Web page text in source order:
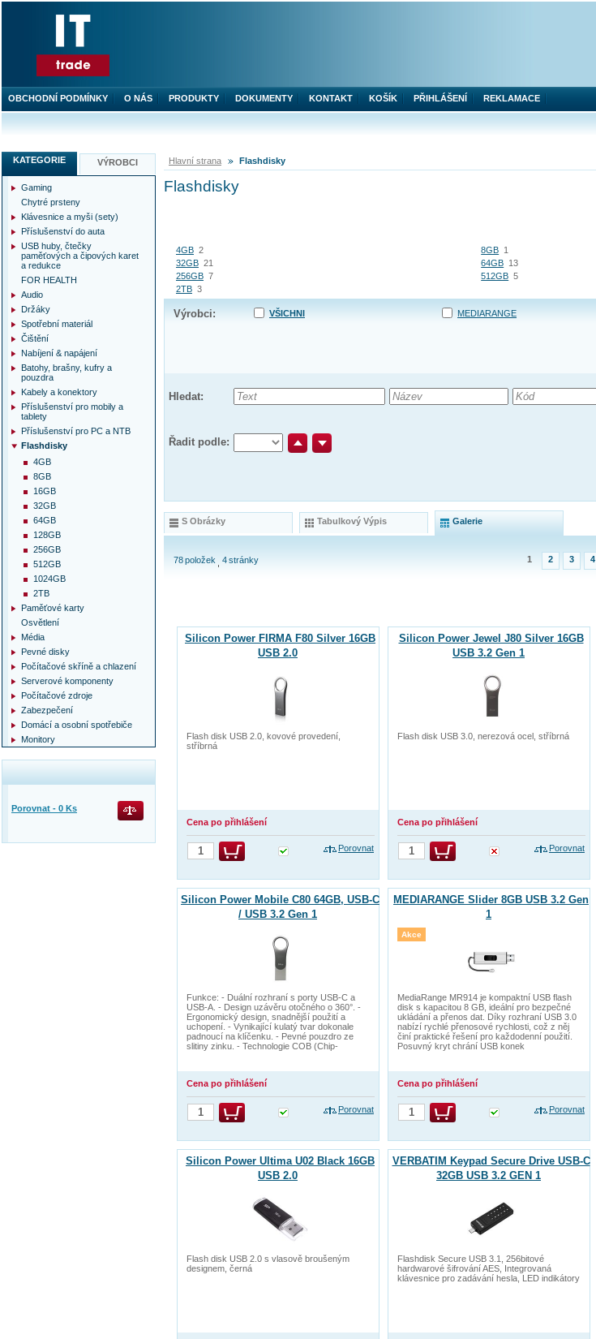
Hlavní strana Flashdisky
Flashdisky
4GB 2 8GB 1
32GB 21 64GB 13
256GB 7 512GB 5
2TB 3
Výrobci: VŠICHNI MEDIARANGE
Hledat:
Řadit podle:
S Obrázky Tabulkový Výpis Galerie
78položek 4stránky 1 2 3 4
Silicon Power FIRMA F80 Silver 16GB
USB 2.0
Flash disk USB 2.0, kovové provedení,
stříbrná
Cena po přihlášení
Porovnat
Silicon Power Jewel J80 Silver 16GB
USB 3.2 Gen 1
Flash disk USB 3.0, nerezová ocel, stříbrná
Cena po přihlášení
Porovnat
Silicon Power Mobile C80 64GB, USB-C
/ USB 3.2 Gen 1
Funkce: - Duální rozhraní s porty USB-C a
USB-A. - Design uzávěru otočného o 360°. -
Ergonomický design, snadnější použití a
uchopení. - Vynikající kulatý tvar dokonale
padnoucí na klíčenku. - Pevné pouzdro ze
slitiny zinku. - Technologie COB (Chip-
Cena po přihlášení
Porovnat
MEDIARANGE Slider 8GB USB 3.2 Gen
1
MediaRange MR914 je kompaktní USB flash
disk s kapacitou 8 GB, ideální pro bezpečné
ukládání a přenos dat. Díky rozhraní USB 3.0
nabízí rychlé přenosové rychlosti, což z něj
činí praktické řešení pro každodenní použití.
Posuvný kryt chrání USB konek
Cena po přihlášení
Porovnat
Akce
Silicon Power Ultima U02 Black 16GB
USB 2.0
Flash disk USB 2.0 s vlasově broušeným
designem, černá
VERBATIM Keypad Secure Drive USB-C
32GB USB 3.2 GEN 1
Flashdisk Secure USB 3.1, 256bitové
hardwarové šifrování AES, Integrovaná
klávesnice pro zadávání hesla, LED indikátory
KATEGORIE VÝROBCI
Gaming
Chytré prsteny
Klávesnice a myši (sety)
Příslušenství do auta
USB huby, čtečky
paměťových a čipových karet
a redukce
FOR HEALTH
Audio
Držáky
Spotřební materiál
Čištění
Nabíjení & napájení
Batohy, brašny, kufry a
pouzdra
Kabely a konektory
Příslušenství pro mobily a
tablety
Příslušenství pro PC a NTB
Flashdisky
4GB
8GB
16GB
32GB
64GB
128GB
256GB
512GB
1024GB
2TB
Paměťové karty
Osvětlení
Média
Pevné disky
Počítačové skříně a chlazení
Serverové komponenty
Počítačové zdroje
Zabezpečení
Domácí a osobní spotřebiče
Monitory
Porovnat - 0 Ks
OBCHODNÍ PODMÍNKY O NÁS PRODUKTY DOKUMENTY KONTAKT KOŠÍK PŘIHLÁŠENÍ REKLAMACE